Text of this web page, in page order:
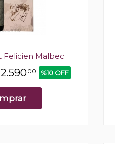
Felicien Malbec
00 %10 OFF